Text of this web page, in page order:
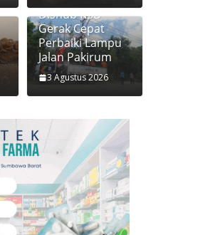
Dishub KSB
Gerak Cepat
Perbaiki Lampu
Jalan Pakirum
3 Agustus 2026